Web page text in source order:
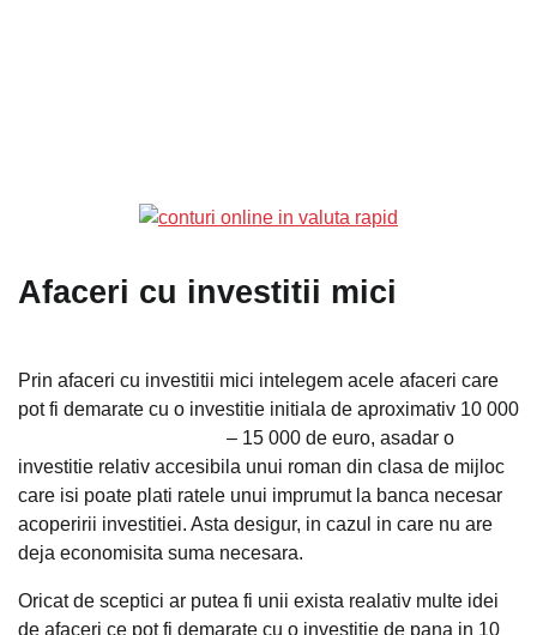
Afaceri cu investitii mici
Prin afaceri cu investitii mici intelegem acele afaceri care
pot fi demarate cu o investitie initiala de aproximativ 10 000
– 15 000 de euro, asadar o
investitie relativ accesibila unui roman din clasa de mijloc
care isi poate plati ratele unui imprumut la banca necesar
acoperirii investitiei. Asta desigur, in cazul in care nu are
deja economisita suma necesara.
Oricat de sceptici ar putea fi unii exista realativ multe idei
de afaceri ce pot fi demarate cu o investitie de pana in 10